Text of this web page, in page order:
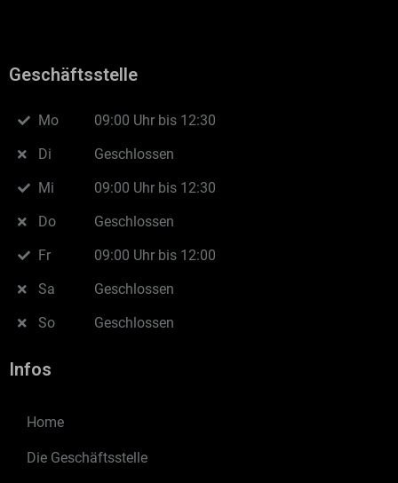
Geschäftsstelle
Mo
Di
Mi
Do
Fr
Sa
So
09:00 Uhr bis 12:30
Geschlossen
09:00 Uhr bis 12:30
Geschlossen
09:00 Uhr bis 12:00
Geschlossen
Geschlossen
Infos
Home
Die Geschäftsstelle